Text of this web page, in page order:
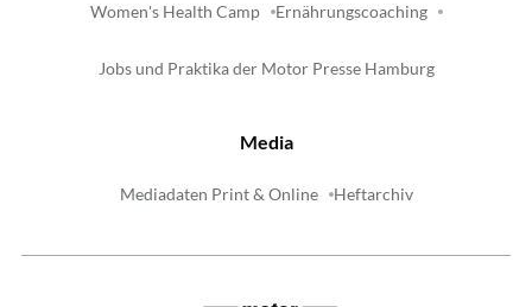
Women's Health Camp Ernährungscoaching
Jobs und Praktika der Motor Presse Hamburg
Media
Mediadaten Print & Online Heftarchiv